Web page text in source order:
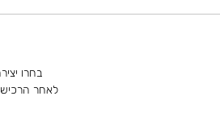
בחרו
לאחר